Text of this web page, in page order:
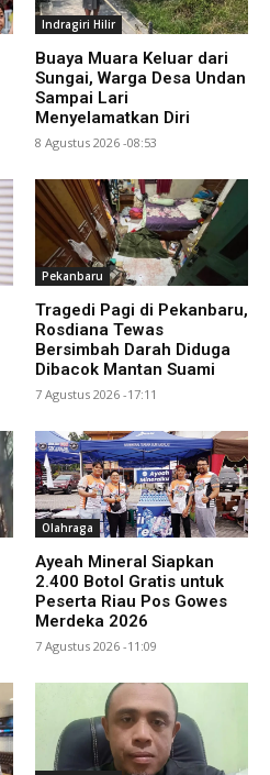
Indragiri Hilir
Buaya Muara Keluar dari
Sungai, Warga Desa Undan
Sampai Lari
Menyelamatkan Diri
8 Agustus 2026 -08:53
Pekanbaru
Tragedi Pagi di Pekanbaru,
Rosdiana Tewas
Bersimbah Darah Diduga
Dibacok Mantan Suami
7 Agustus 2026 -17:11
Olahraga
Ayeah Mineral Siapkan
2.400 Botol Gratis untuk
Peserta Riau Pos Gowes
Merdeka 2026
7 Agustus 2026 -11:09